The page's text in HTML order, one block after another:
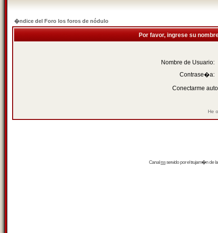
�ndice del Foro los foros de nódulo
Por favor, ingrese su
Nombre de Usuario:
Contrase�a:
Conectarme
He
Canalrssservido por eltrujam�nde